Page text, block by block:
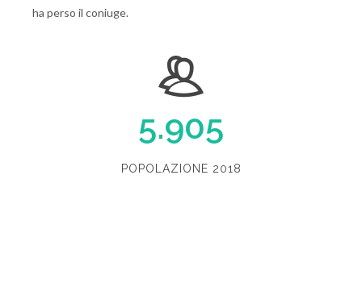
ha perso il coniuge.
5.905
POPOLAZIONE 2018